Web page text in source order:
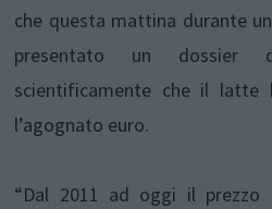
che questa mattina durante
presentato un dossier
scientificamente che il latte
l’agognato euro.
“Dal 2011 ad oggi il prezzo